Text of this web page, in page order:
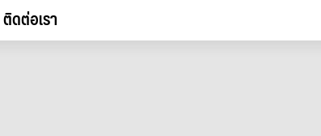
ติดต่อเรา